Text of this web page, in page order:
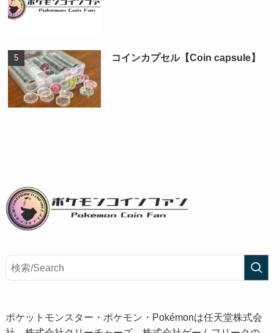
コインカプセル【Coin capsule】
ポケットモンスター・ポケモン・Pokémonは任天堂株式会